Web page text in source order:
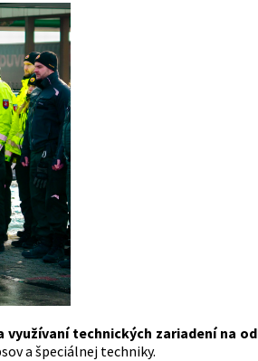
technických zariadení na
a špeciálnej techniky.